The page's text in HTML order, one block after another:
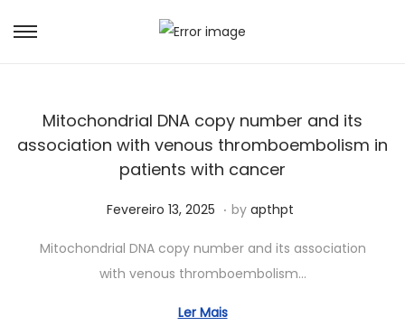
Mitochondrial DNA copy number and its
association with venous thromboembolism in
patients with cancer
Posted on
Fevereiro 13, 2025 J
n
h
o
. by apthpt
Mitochondrial DNA copy number and its association
with venous thromboembolism…
Ler Mais